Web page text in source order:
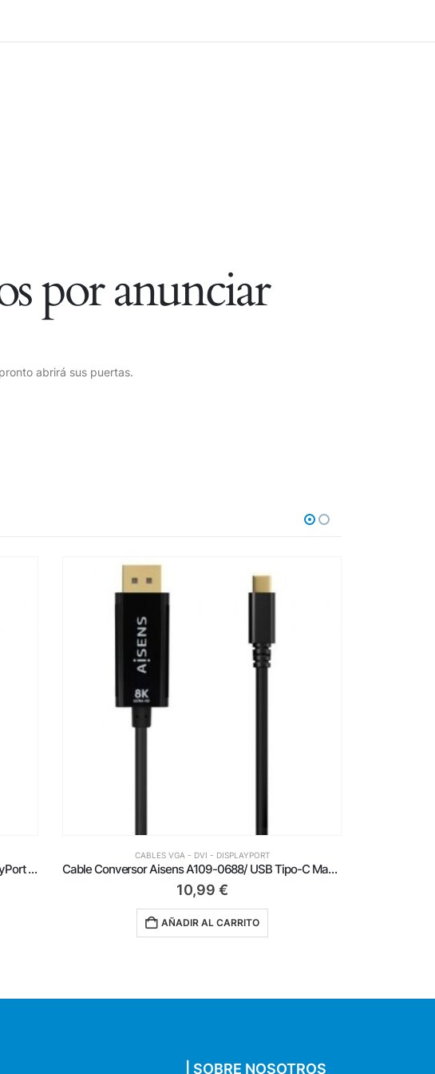
por anunciar
abrirá sus puertas.
Cable Conversor Aisens A109-0688/ USB Tipo-C Macho – DisplayPort Macho/ Hasta 27W/ 1250Mbps/ 80cm/ Negro
CABLES VGA - DVI - DISPLAYPORT
7,19
AÑADIR AL CARRITO
| SOBRE NOSOTROS